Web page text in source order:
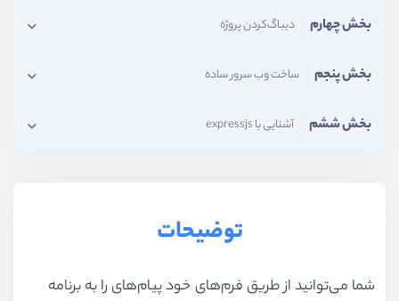
بخش چهارم دیباگ‌کردن پروژه
بخش پنجم ساخت وب سرور ساده
بخش ششم آشنایی با expressjs
توضیحات
شما می‌توانید از طریق فرم‌های خود پیام‌های را به برنامه‌